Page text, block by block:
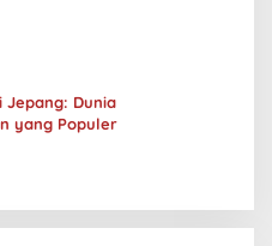
Jepang: Dunia
yang Populer